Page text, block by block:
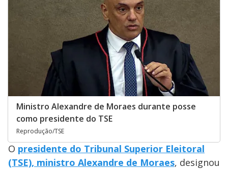
Ministro Alexandre de Moraes durante posse
como presidente do TSE
Reprodução/TSE
O presidente do Tribunal Superior Eleitoral
(TSE), ministro Alexandre de Moraes, designou